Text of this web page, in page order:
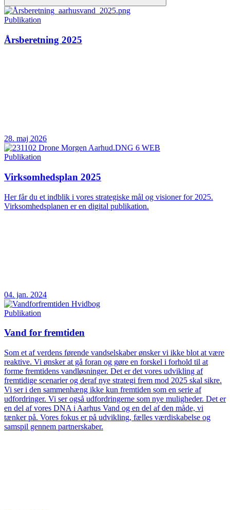
Publikation
Årsberetning 2025
28. maj 2026
Publikation
Virksomhedsplan 2025
Her får du et indblik i vores strategiske mål og visioner for 2025.
Virksomhedsplanen er en digital publikation.
04. jan. 2024
Publikation
Vand for fremtiden
Som et af verdens førende vandselskaber ønsker vi ikke blot at være
reaktive. Vi ønsker at gå foran og gøre en forskel i forhold til at
forme fremtidens vandløsninger. Det er det vores udvikling af
fremtidige scenarier og deraf nye strategi frem mod 2025 skal sikre.
Vi ser i den sammenhæng ikke kun fremtiden som en serie af
udfordringer. Vi ser også udfordringerne som nye muligheder. Det er
en del af vores DNA i Aarhus Vand og en del af den måde, vi
tænker på. Vores fokus er på udvikling, fælles værdiskabelse og
samspil gennem partnerskaber.